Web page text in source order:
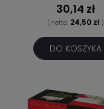
30,14 zł
(netto: 24,50 zł)
DO KOSZYKA